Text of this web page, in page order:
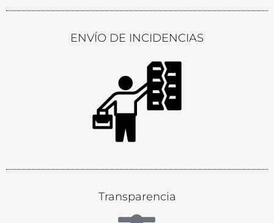
ENVÍO DE INCIDENCIAS
Transparencia